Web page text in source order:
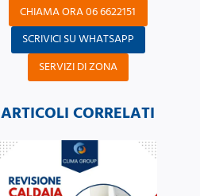
CHIAMA ORA 06 6622151
SCRIVICI SU WHATSAPP
SERVIZI DI ZONA
ARTICOLI CORRELATI